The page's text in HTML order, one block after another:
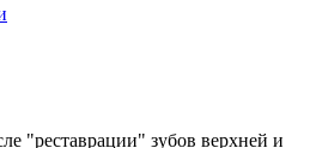
"реставрации" зубов верхней и